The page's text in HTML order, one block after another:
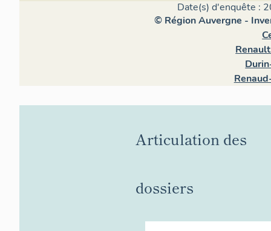
Date(s) d'enquête :
© Région Auvergne -
Articulation des
dossiers